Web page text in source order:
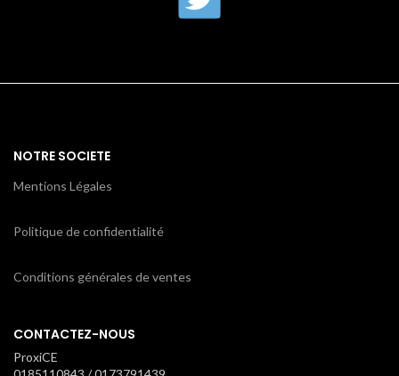
NOTRE SOCIETE
Mentions Légales
Politique de confidentialité
Conditions générales de ventes
CONTACTEZ-NOUS
ProxiCE